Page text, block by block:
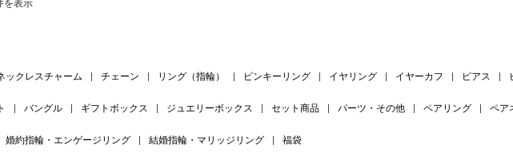
を表示
ックレスチャーム チェーン リング（指輪） ピンキーリング イヤリング イヤーカフ ピアス
バングル ギフトボックス ジュエリーボックス セット商品 パーツ・その他 ペアリング ペア
婚約指輪・エンゲージリング 結婚指輪・マリッジリング 福袋